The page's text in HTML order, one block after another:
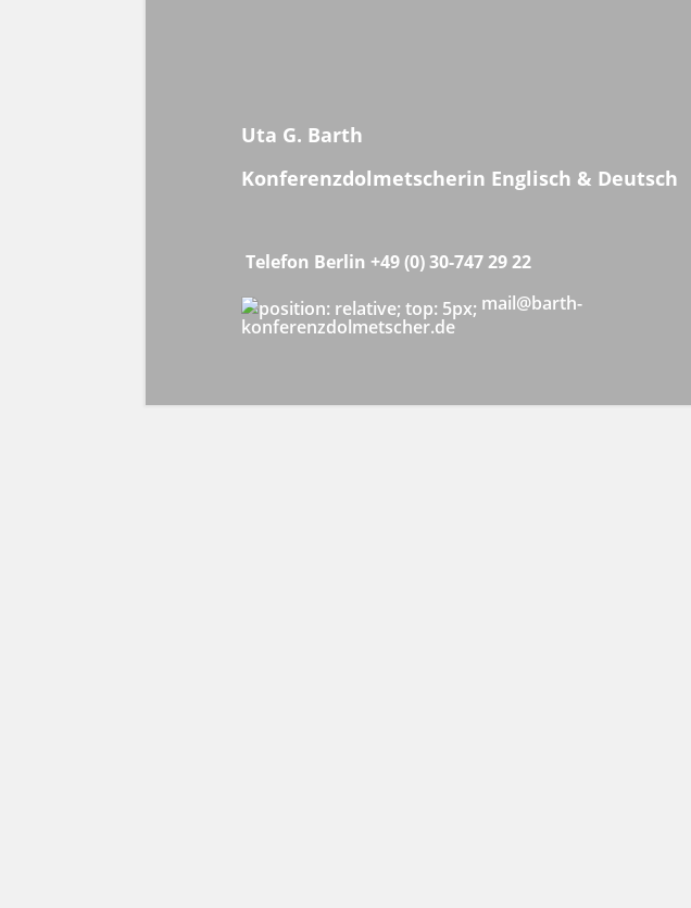
Uta G. Barth
Konferenzdolmetscherin Englisch & Deutsch
Telefon Berlin +49 (0) 30-747 29 22
mail@barth-
konferenzdolmetscher.de